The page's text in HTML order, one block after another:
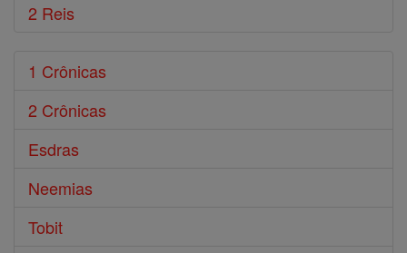
2 Reis
1 Crônicas
2 Crônicas
Esdras
Neemias
Tobit